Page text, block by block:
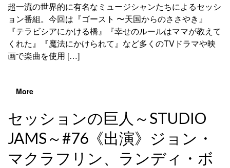
超一流の世界的に有名なミュージシャンたちによるセッシ
ョン番組。今回は『ゴースト 〜天国からのささやき』
『テラビシアにかける橋』『幸せのルールはママが教えて
くれた』『魔法にかけられて』など多くのTVドラマや映
画で楽曲を使用 […]
More
セッションの巨人～STUDIO
JAMS～#76《出演》ジョン・
マクラフリン、ランディ・ボ